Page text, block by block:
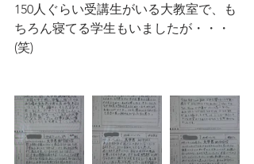
150人ぐらい受講生がいる大教室で、も
ちろん寝てる学生もいましたが・・・
(笑)